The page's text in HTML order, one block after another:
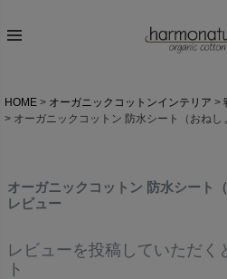
HOME オーガニックコットンインテリア
オーガニックコットン 防水シート（おね
オーガニックコットン 防水シート
レビュー
レビューを投稿していただく
ト